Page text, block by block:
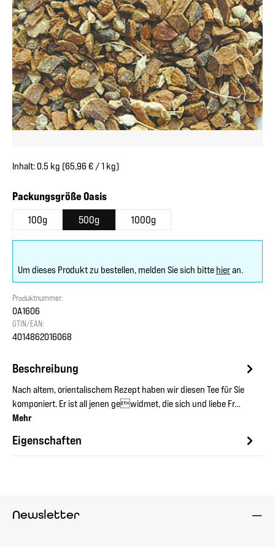
Inhalt:0.5 kg (65,96 € / 1 kg)
Packungsgröße Oasisauswählen
100g 500g 1000g
Um dieses Produkt zu bestellen, melden Sie sich bitte hieran.
Produktnummer:
OA1606
GTIN/EAN:
4014862016068
Beschreibung
Nach altem, orientalischem Rezept haben wir diesen Tee für Sie
komponiert. Er ist all jenen gewidmet, die sich und liebe Fr…
Mehr
Eigenschaften
Newsletter